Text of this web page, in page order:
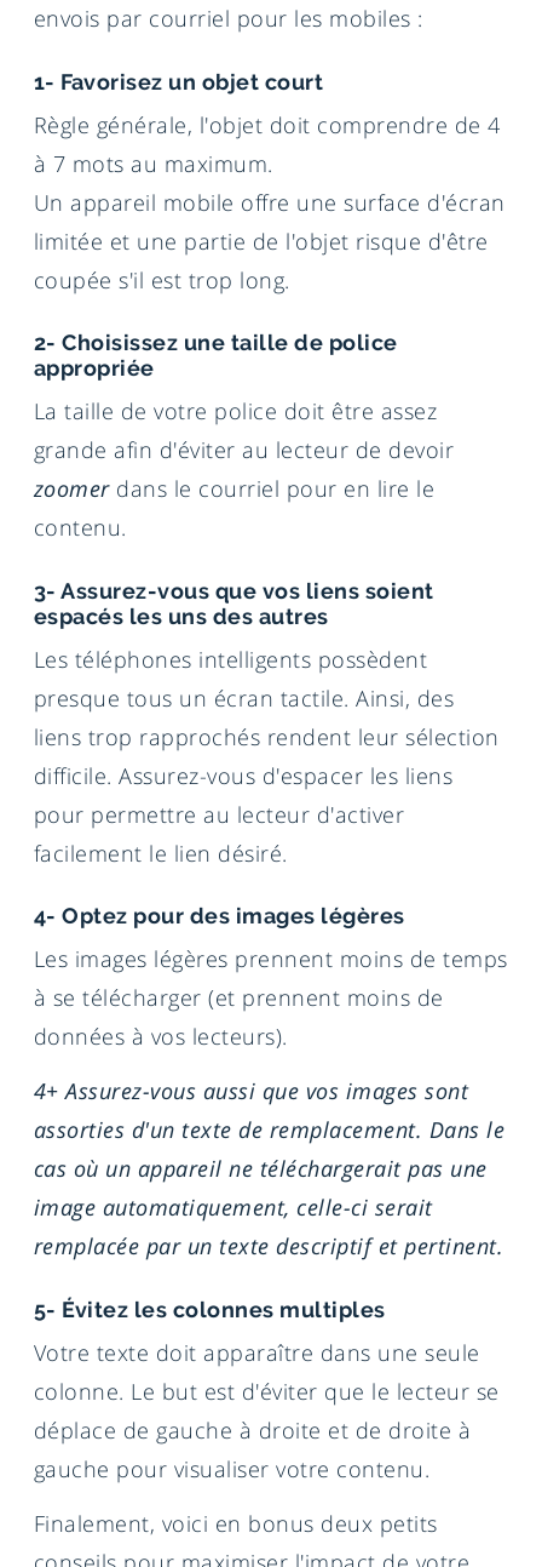
envois par courriel pour les mobiles :
1- Favorisez un objet court
Règle générale, l'objet doit comprendre de 4
à 7 mots au maximum.
Un appareil mobile offre une surface d'écran
limitée et une partie de l'objet risque d'être
coupée s'il est trop long.
2- Choisissez une taille de police
appropriée
La taille de votre police doit être assez
grande afin d'éviter au lecteur de devoir
zoomerdans le courriel pour en lire le
contenu.
3- Assurez-vous que vos liens soient
espacés les uns des autres
Les téléphones intelligents possèdent
presque tous un écran tactile. Ainsi, des
liens trop rapprochés rendent leur sélection
difficile. Assurez-vous d'espacer les liens
pour permettre au lecteur d'activer
facilement le lien désiré.
4- Optez pour des images légères
Les images légères prennent moins de temps
à se télécharger (et prennent moins de
données à vos lecteurs).
4+ Assurez-vous aussi que vos images sont
assorties d'un texte de remplacement. Dans le
cas où un appareil ne téléchargerait pas une
image automatiquement, celle-ci serait
remplacée par un texte descriptif et pertinent.
5- Évitez les colonnes multiples
Votre texte doit apparaître dans une seule
colonne. Le but est d'éviter que le lecteur se
déplace de gauche à droite et de droite à
gauche pour visualiser votre contenu.
Finalement, voici en bonus deux petits